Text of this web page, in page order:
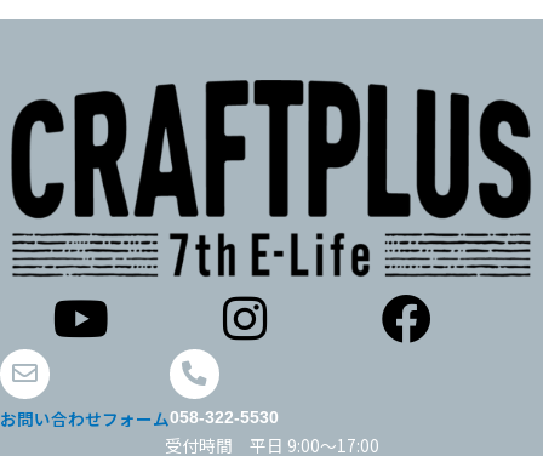
お問い合わせフォーム058-322-5530
受付時間 平日 9:00～17:00